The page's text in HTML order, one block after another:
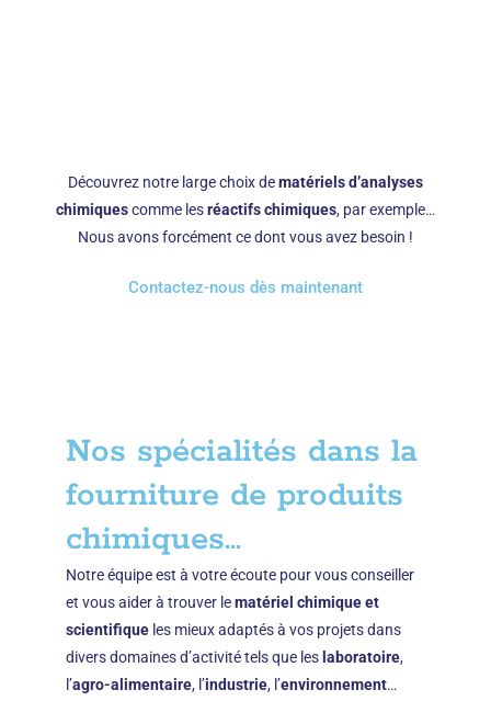
Découvrez notre large choix dematériels d’analyses
chimiquescomme lesréactifs chimiques, par exemple…
Nous avons forcément ce dont vous avez besoin !
Contactez-nous dès maintenant
Nos spécialités dans la
fourniture de produits
chimiques...
Notre équipe est à votre écoute pour vous conseiller
et vous aider à trouver lematériel chimique et
scientifique les mieux adaptés à vos projets dans
divers domaines d’activité tels que les laboratoire,
l’agro-alimentaire, l’industrie, l’environnement…